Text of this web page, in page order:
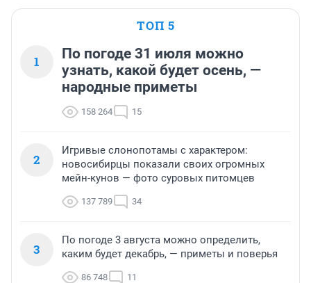
ТОП 5
1
По погоде 31 июля можно
узнать, какой будет осень, —
народные приметы
158 264 15
2
Игривые слонопотамы с характером:
новосибирцы показали своих огромных
мейн-кунов — фото суровых питомцев
137 789 34
3
По погоде 3 августа можно определить,
каким будет декабрь, — приметы и поверья
86 748 11